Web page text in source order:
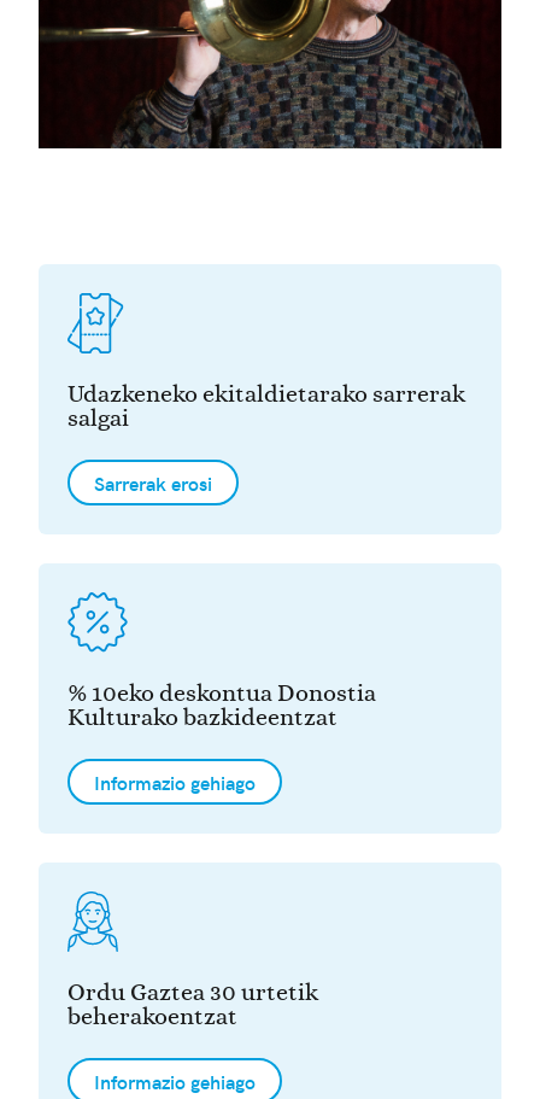
Udazkeneko ekitaldietarako sarrerak
salgai
Sarrerak erosi
% 10eko deskontua Donostia
Kulturako bazkideentzat
Informazio gehiago
Ordu Gaztea 30 urtetik
beherakoentzat
Informazio gehiago